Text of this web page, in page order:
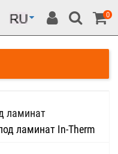
0
ламинат
ламинат In-Therm